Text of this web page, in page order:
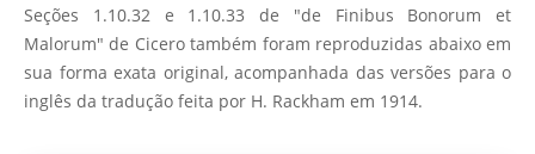
Seções 1.10.32 e 1.10.33 de "de Finibus Bonorum et
Malorum" de Cicero também foram reproduzidas abaixo em
sua forma exata original, acompanhada das versões para o
inglês da tradução feita por H. Rackham em 1914.